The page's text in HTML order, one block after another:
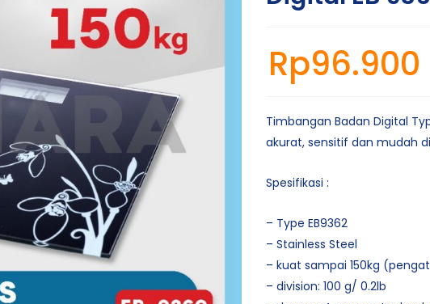
Rp96.900
Timbangan Badan Digital
akurat, sensitif dan mudah
Spesifikasi :
– Type EB9362
– Stainless Steel
– kuat sampai 150kg
– division: 100 g/ 0.2lb